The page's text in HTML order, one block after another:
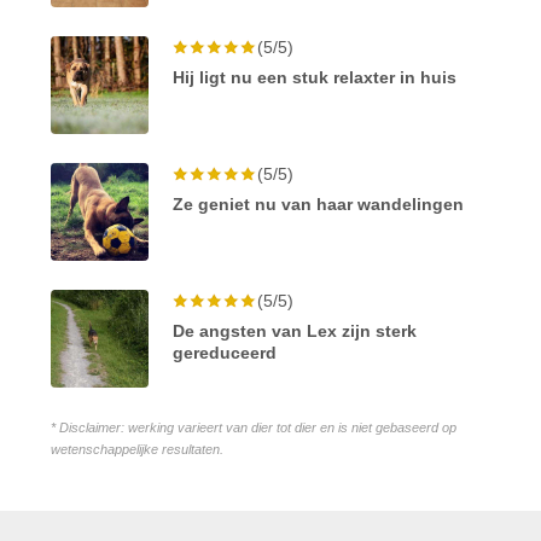
(5/5)
Hij ligt nu een stuk relaxter in huis
(5/5)
Ze geniet nu van haar wandelingen
(5/5)
De angsten van Lex zijn sterk
gereduceerd
* Disclaimer: werking varieert van dier tot dier en is niet gebaseerd op
wetenschappelijke resultaten.